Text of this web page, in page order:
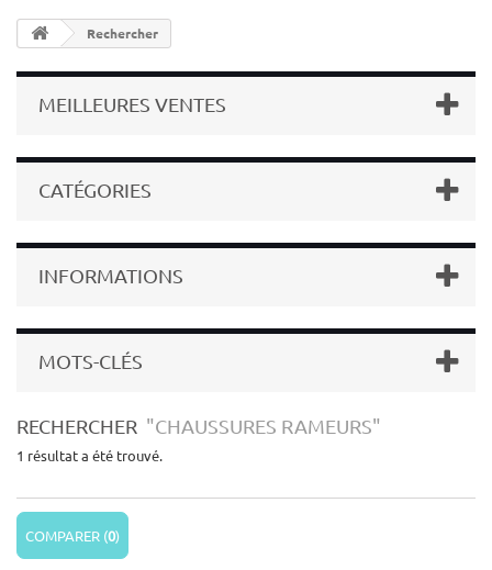
Rechercher
MEILLEURES VENTES
CATÉGORIES
INFORMATIONS
MOTS-CLÉS
RECHERCHER "CHAUSSURES RAMEURS"
1 résultat a été trouvé.
COMPARER (0)